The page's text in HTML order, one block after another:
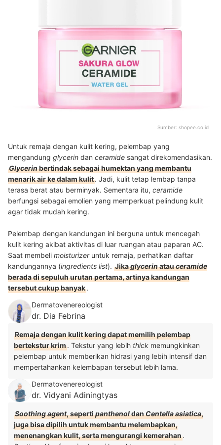
Sumber: shopee.co.id
Untuk remaja dengan kulit kering, pelembap yang
mengandung glycerin dan ceramide sangat direkomendasikan.
Glycerinbertindak sebagai humektan yang membantu
menarik air ke dalam kulit. Jadi, kulit tetap lembap tanpa
terasa berat atau berminyak. Sementara itu, ceramide
berfungsi sebagai emolien yang memperkuat pelindung kulit
agar tidak mudah kering.
Pelembap dengan kandungan ini berguna untuk mencegah
kulit kering akibat aktivitas di luar ruangan atau paparan AC.
Saat membeli moisturizeruntuk remaja, perhatikan daftar
kandungannya (ingredients list). Jikaglycerinatauceramide
berada di sepuluh urutan pertama, artinya kandungan
tersebut cukup banyak.
Dermatovenereologist
dr. Dia Febrina
Remaja dengan kulit kering dapat memilih pelembap
bertekstur krim. Tekstur yang lebih thick memungkinkan
pelembap untuk memberikan hidrasi yang lebih intensif dan
mempertahankan kelembapan tersebut lebih lama.
Dermatovenereologist
dr. Vidyani Adiningtyas
Soothing agent, sepertipanthenoldanCentella asiatica,
juga bisa dipilih untuk membantu melembapkan,
menenangkan kulit, serta mengurangi kemerahan.